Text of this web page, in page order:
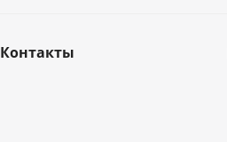
Контакты